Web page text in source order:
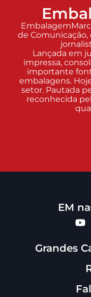
de
Lançada em
impressa,
importante
embalagens.
setor. Pautada
reconhecida
EM
Grandes